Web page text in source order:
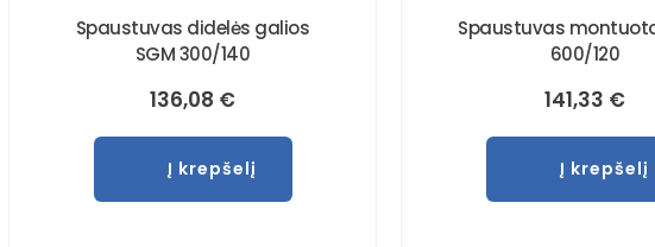
Spaustuvas didelės galios
SGM 300/140
136,08 €
Į krepšelį
Spaustuvas
600/120
141,33 €
Į krepšelį